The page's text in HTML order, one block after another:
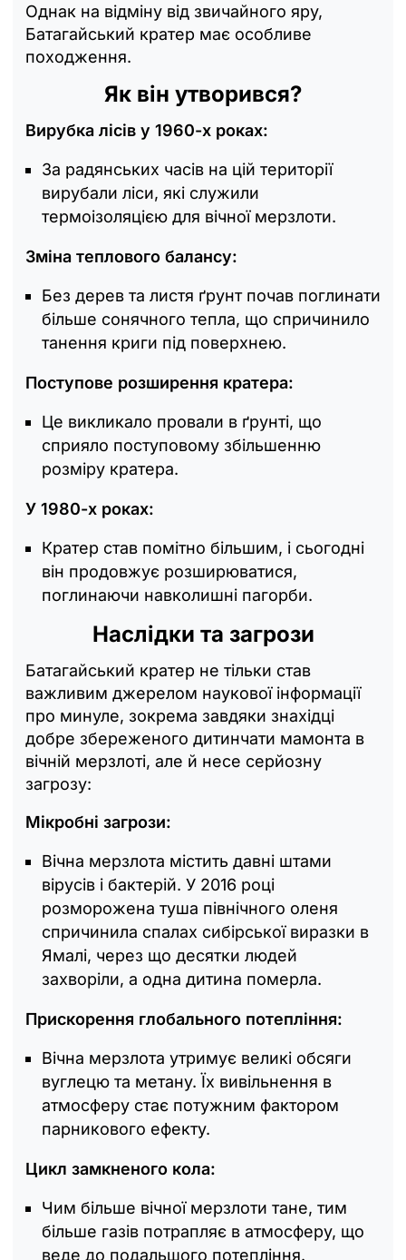
Однак на відміну від звичайного яру,
Батагайський кратер має особливе
походження.
Як він утворився?
Вирубка лісів у 1960-х роках:
За радянських часів на цій території
вирубали ліси, які служили
термоізоляцією для вічної мерзлоти.
Зміна теплового балансу:
Без дерев та листя ґрунт почав поглинати
більше сонячного тепла, що спричинило
танення криги під поверхнею.
Поступове розширення кратера:
Це викликало провали в ґрунті, що
сприяло поступовому збільшенню
розміру кратера.
У 1980-х роках:
Кратер став помітно більшим, і сьогодні
він продовжує розширюватися,
поглинаючи навколишні пагорби.
Наслідки та загрози
Батагайський кратер не тільки став
важливим джерелом наукової інформації
про минуле, зокрема завдяки знахідці
добре збереженого дитинчати мамонта в
вічній мерзлоті, але й несе серйозну
загрозу:
Мікробні загрози:
Вічна мерзлота містить давні штами
вірусів і бактерій. У 2016 році
розморожена туша північного оленя
спричинила спалах сибірської виразки в
Ямалі, через що десятки людей
захворіли, а одна дитина померла.
Прискорення глобального потепління:
Вічна мерзлота утримує великі обсяги
вуглецю та метану. Їх вивільнення в
атмосферу стає потужним фактором
парникового ефекту.
Цикл замкненого кола:
Чим більше вічної мерзлоти тане, тим
більше газів потрапляє в атмосферу, що
веде до подальшого потепління.